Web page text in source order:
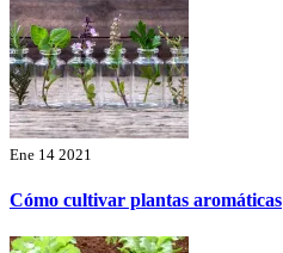
Ene 14 2021
Cómo cultivar plantas aromáticas